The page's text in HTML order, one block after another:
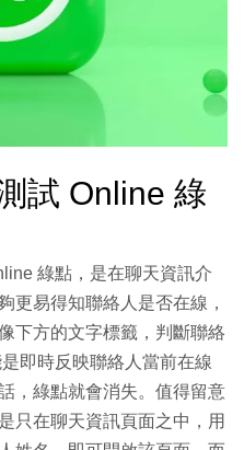
試 Online 綠
綠點，是在聊天資訊介
更易得知聯絡人是否在線，
下方的文字標籤，判斷聯絡
即時反映聯絡人當前在線
，綠點就會消失。值得留意
只在聊天資訊頁面之中，用